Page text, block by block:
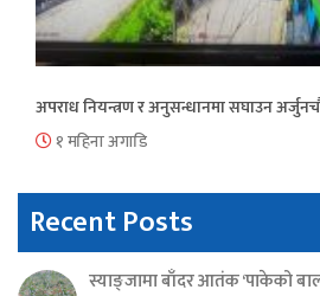
अपराध नियन्त्रण र अनुसन्धानमा सघाउन
१ महिना अगाडि
Recent Posts
स्याङ्जामा बाँदर आतंक ‘पाकेको